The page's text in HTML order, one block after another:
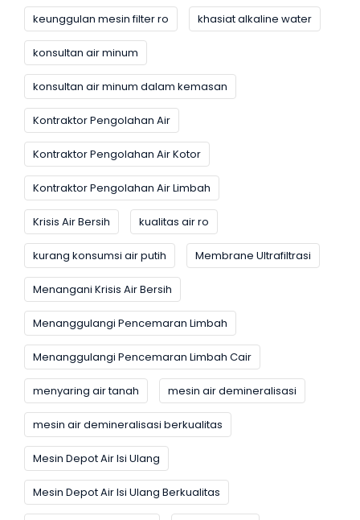
keunggulan mesin filter ro khasiat alkaline water
konsultan air minum
konsultan air minum dalam kemasan
Kontraktor Pengolahan Air
Kontraktor Pengolahan Air Kotor
Kontraktor Pengolahan Air Limbah
Krisis Air Bersih kualitas air ro
kurang konsumsi air putih Membrane Ultrafiltrasi
Menangani Krisis Air Bersih
Menanggulangi Pencemaran Limbah
Menanggulangi Pencemaran Limbah Cair
menyaring air tanah mesin air demineralisasi
mesin air demineralisasi berkualitas
Mesin Depot Air Isi Ulang
Mesin Depot Air Isi Ulang Berkualitas